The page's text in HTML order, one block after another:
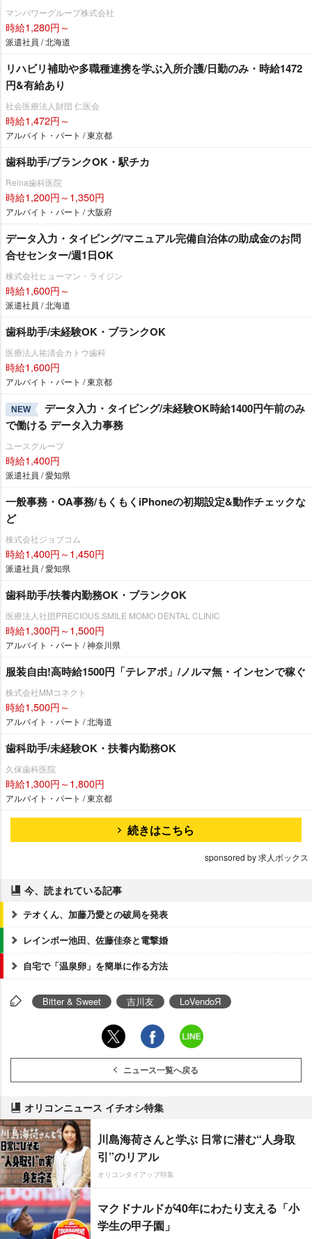
マンパワーグループ株式会社
時給1,280円～
派遣社員 / 北海道
リハビリ補助や多職種連携を学ぶ入所介護/日勤のみ・時給1472
円&有給あり
社会医療法人財団 仁医会
時給1,472円～
アルバイト・パート / 東京都
歯科助手/ブランクOK・駅チカ
Reina歯科医院
時給1,200円～1,350円
アルバイト・パート / 大阪府
データ入力・タイピング/マニュアル完備自治体の助成金のお問
合せセンター/週1日OK
株式会社ヒューマン・ライジン
時給1,600円～
派遣社員 / 北海道
歯科助手/未経験OK・ブランクOK
医療法人祐清会カトウ歯科
時給1,600円
アルバイト・パート / 東京都
NEW
データ入力・タイピング/未経験OK時給1400円午前のみ
で働ける データ入力事務
ユースグループ
時給1,400円
派遣社員 / 愛知県
一般事務・OA事務/もくもくiPhoneの初期設定&動作チェックな
ど
株式会社ジョブコム
時給1,400円～1,450円
派遣社員 / 愛知県
歯科助手/扶養内勤務OK・ブランクOK
医療法人社団PRECIOUS.SMILE MOMO DENTAL CLINIC
時給1,300円～1,500円
アルバイト・パート / 神奈川県
服装自由!高時給1500円「テレアポ」/ノルマ無・インセンで稼ぐ
株式会社MMコネクト
時給1,500円～
アルバイト・パート / 北海道
歯科助手/未経験OK・扶養内勤務OK
久保歯科医院
時給1,300円～1,800円
アルバイト・パート / 東京都
続きはこちら
sponsored by 求人ボックス
今、読まれている記事
テオくん、加藤乃愛との破局を発表
レインボー池田、佐藤佳奈と電撃婚
自宅で「温泉卵」を簡単に作る方法
Bitter & Sweet 吉川友 LoVendoЯ
ニュース一覧へ戻る
オリコンニュース イチオシ特集
川島海荷さんと学ぶ 日常に潜む“人身取
引”のリアル
オリコンタイアップ特集
マクドナルドが40年にわたり支える「小
学生の甲子園」